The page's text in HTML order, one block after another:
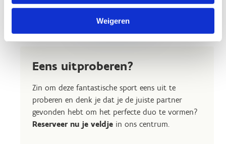
Weigeren
pickleball-veld
Eens uitproberen?
Zin om deze fantastische sport eens uit te
proberen en denk je dat je de juiste partner
gevonden hebt om het perfecte duo te vormen?
Reserveer nu je veldje in ons centrum.